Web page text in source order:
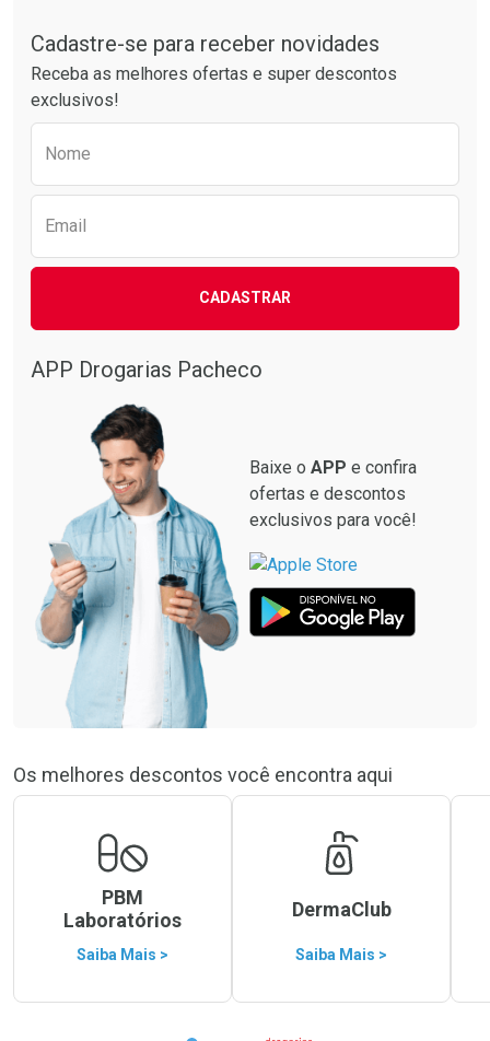
Por R$ 24,29/cada
Por R$ 37,25/cada
Cadastre-se para receber novidades
Receba as melhores ofertas e super descontos
exclusivos!
Nome
Email
CADASTRAR
APP Drogarias Pacheco
Baixe o APP e confira
ofertas e descontos
exclusivos para você!
Os melhores descontos você encontra aqui
PBM
Laboratórios
Saiba Mais >
DermaClub
Saiba Mais >